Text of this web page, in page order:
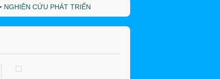
NGHIÊN CỨU PHÁT TRIỂN